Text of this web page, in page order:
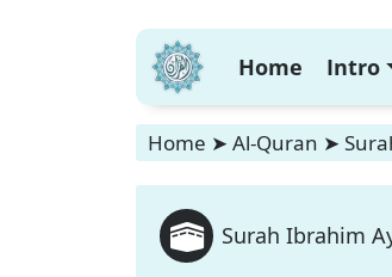
Home Intro
Home ➤ Al-Quran ➤
Surah Ibrahim